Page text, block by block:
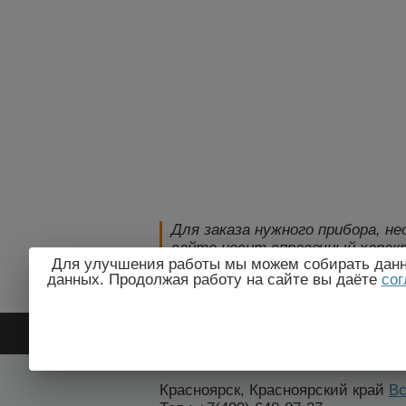
Для заказа нужного прибора,
сайте носит справочный
технические параметры и
уведомления!
2009-2026 ©
Красноярск, Красноярский край
Для улучшения работы мы можем собирать
данных. Продолжая работу на сайте вы даёте